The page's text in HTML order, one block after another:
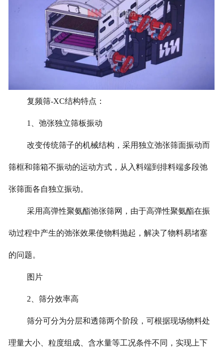
复频筛-XC结构特点：
1、弛张独立筛板振动
改变传统筛子的机械结构，采用独立弛张筛面振动而
筛框和筛箱不振动的运动方式，从入料端到排料端多段弛
张筛面各自独立振动。
采用高弹性聚氨酯弛张筛网，由于高弹性聚氨酯在振
动过程中产生的弛张效果使物料抛起，解决了物料易堵塞
的问题。
图片
2、筛分效率高
筛分可分为分层和透筛两个阶段，可根据现场物料处
理量大小、粒度组成、含水量等工况条件不同，实现上下